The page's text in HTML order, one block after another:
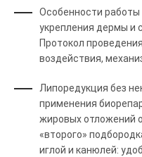
Особенности работы
укрепления дермы и
Протокол
воздействия,
Липоредукция без
применения
жировых отложений
«второго»
иглой и канюлей: